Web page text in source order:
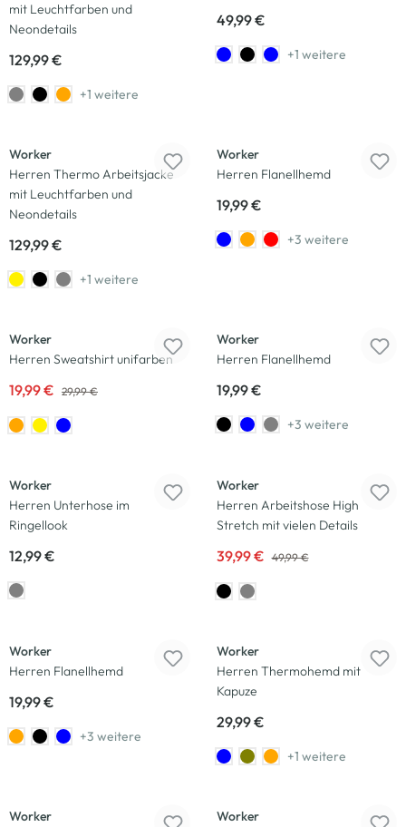
mit Leuchtfarben und
Neondetails
129,99 €
+1 weitere
49,99 €
+1 weitere
Worker
Herren Thermo Arbeitsjacke
mit Leuchtfarben und
Neondetails
129,99 €
+1 weitere
Worker
Herren Flanellhemd
19,99 €
+3 weitere
Worker
Herren Sweatshirt unifarben
19,99 € 29,99 €
Worker
Herren Flanellhemd
19,99 €
+3 weitere
Worker
Herren Unterhose im
Ringellook
12,99 €
Worker
Herren Arbeitshose High
Stretch mit vielen Details
39,99 € 49,99 €
Worker
Herren Flanellhemd
19,99 €
+3 weitere
Worker
Herren Thermohemd mit
Kapuze
29,99 €
+1 weitere
Worker
Worker